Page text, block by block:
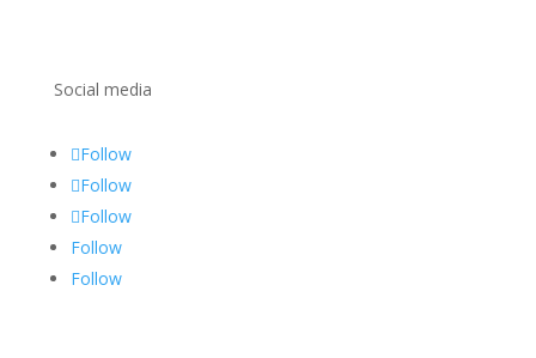
Social media
Follow
Follow
Follow
Follow
Follow